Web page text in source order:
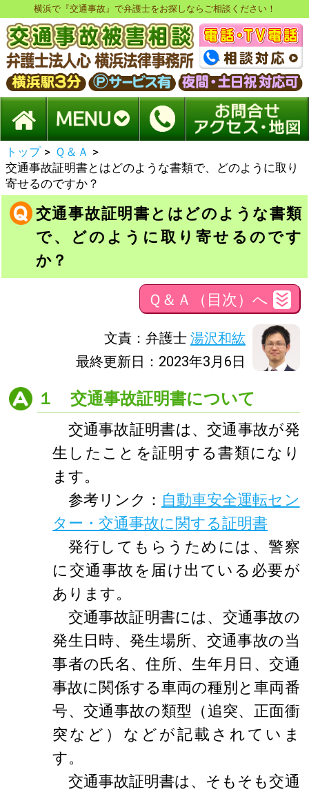
横浜で『交通事故』で弁護士をお探しならご相談ください！
トップ > Ｑ＆Ａ >
交通事故証明書とはどのような書類で、どのように取り
寄せるのですか？
交通事故証明書とはどのような書類
で、どのように取り寄せるのです
か？
Ｑ＆Ａ（目次）へ
文責：弁護士 湯沢和紘
最終更新日：2023年3月6日
１ 交通事故証明書について
交通事故証明書は、交通事故が発
生したことを証明する書類になり
ます。
参考リンク： 自動車安全運転セン
ター・交通事故に関する証明書
発行してもらうためには、警察
に交通事故を届け出ている必要が
あります。
交通事故証明書には、交通事故の
発生日時、発生場所、交通事故の当
事者の氏名、住所、生年月日、交通
事故に関係する車両の種別と車両番
号、交通事故の類型（追突、正面衝
突など）などが記載されていま
す。
交通事故証明書は、そもそも交通